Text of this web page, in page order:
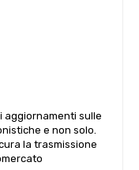
aggiornamenti sulle
e non solo.
la trasmissione